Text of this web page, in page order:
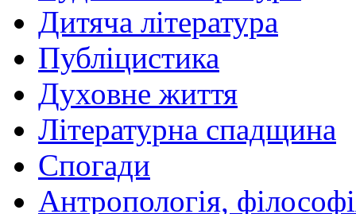
Дитяча література
Публіцистика
Духовне життя
Літературна спадщина
Спогади
Антропологія,